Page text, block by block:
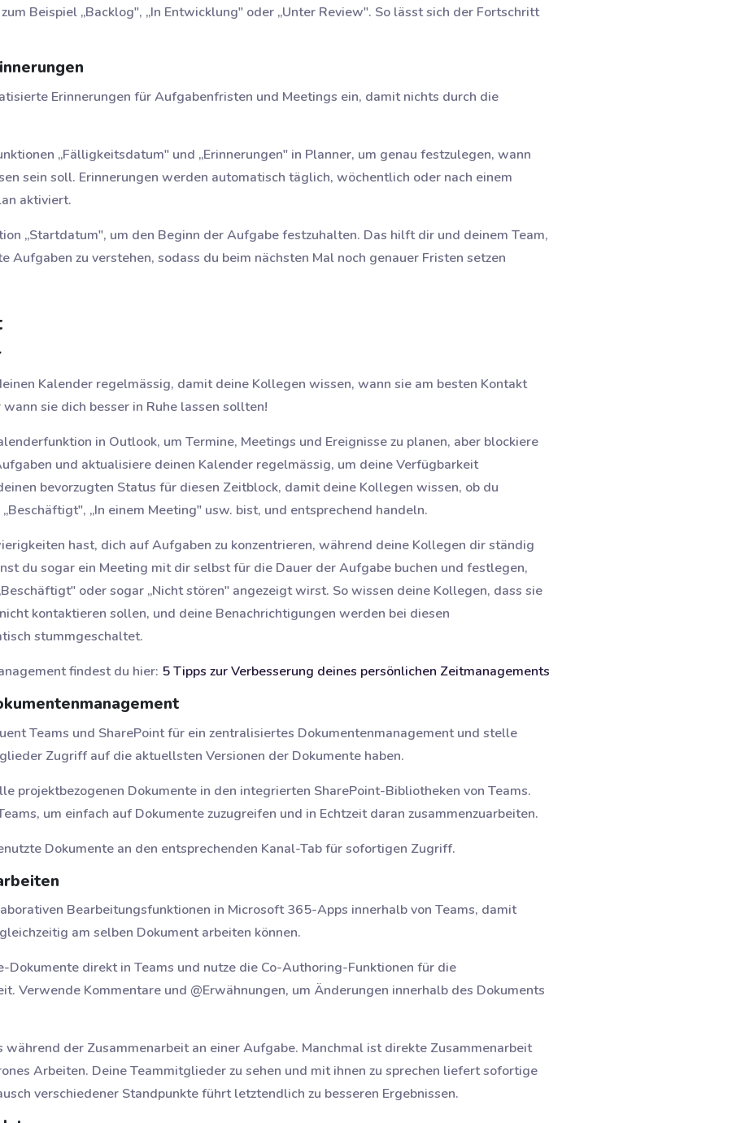
Beispiel „Backlog", „In Entwicklung" oder „Unter Review". So lässt sich der Fortschritt
Erinnerungen für Aufgabenfristen und Meetings ein, damit nichts durch die
„Fälligkeitsdatum" und „Erinnerungen" in Planner, um genau festzulegen, wann
sein soll. Erinnerungen werden automatisch täglich, wöchentlich oder nach einem
aktiviert.
„Startdatum", um den Beginn der Aufgabe festzuhalten. Das hilft dir und deinem Team,
Aufgaben zu verstehen, sodass du beim nächsten Mal noch genauer Fristen setzen
Kalender regelmässig, damit deine Kollegen wissen, wann sie am besten Kontakt
sie dich besser in Ruhe lassen sollten!
in Outlook, um Termine, Meetings und Ereignisse zu planen, aber blockiere
und aktualisiere deinen Kalender regelmässig, um deine Verfügbarkeit
bevorzugten Status für diesen Zeitblock, damit deine Kollegen wissen, ob du
„In einem Meeting" usw. bist, und entsprechend handeln.
hast, dich auf Aufgaben zu konzentrieren, während deine Kollegen dir ständig
du sogar ein Meeting mit dir selbst für die Dauer der Aufgabe buchen und festlegen,
oder sogar „Nicht stören" angezeigt wirst. So wissen deine Kollegen, dass sie
kontaktieren sollen, und deine Benachrichtigungen werden bei diesen
stummgeschaltet.
findest du hier: 5 Tipps zur Verbesserung deines persönlichen Zeitmanagements
Teams und SharePoint für ein zentralisiertes Dokumentenmanagement und stelle
Zugriff auf die aktuellsten Versionen der Dokumente haben.
projektbezogenen Dokumente in den integrierten SharePoint-Bibliotheken von Teams.
um einfach auf Dokumente zuzugreifen und in Echtzeit daran zusammenzuarbeiten.
Dokumente an den entsprechenden Kanal-Tab für sofortigen Zugriff.
Bearbeitungsfunktionen in Microsoft 365-Apps innerhalb von Teams, damit
am selben Dokument arbeiten können.
Dokumente direkt in Teams und nutze die Co-Authoring-Funktionen für die
Verwende Kommentare und @Erwähnungen, um Änderungen innerhalb des Dokuments
während der Zusammenarbeit an einer Aufgabe. Manchmal ist direkte Zusammenarbeit
Arbeiten. Deine Teammitglieder zu sehen und mit ihnen zu sprechen liefert sofortige
verschiedener Standpunkte führt letztendlich zu besseren Ergebnissen.